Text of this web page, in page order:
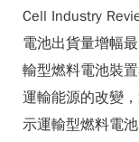
Cell Industry
電池出貨量增幅
輸型燃料電池裝
運輸能源的改變
示運輸型燃料電